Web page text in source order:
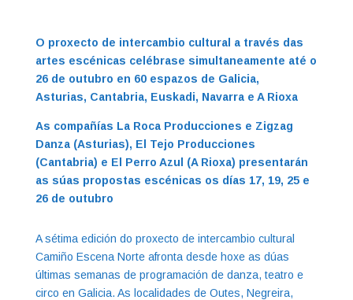
O proxecto de intercambio cultural a través das
artes escénicas celébrase simultaneamente até o
26 de outubro en 60 espazos de Galicia,
Asturias, Cantabria, Euskadi, Navarra e A Rioxa
As compañías La Roca Producciones e Zigzag
Danza (Asturias), El Tejo Producciones
(Cantabria) e El Perro Azul (A Rioxa) presentarán
as súas propostas escénicas os días 17, 19, 25 e
26 de outubro
A sétima edición do proxecto de intercambio cultural
Camiño Escena Norte afronta desde hoxe as dúas
últimas semanas de programación de danza, teatro e
circo en Galicia. As localidades de Outes, Negreira,